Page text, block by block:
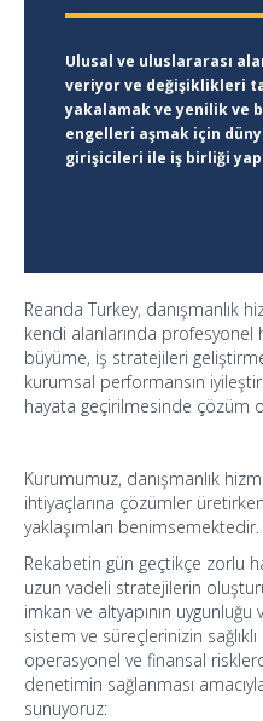
Reanda Turkey, danışmanlık
kendi alanlarında
büyüme, iş stratejileri
kurumsal performansın
hayata geçirilmesinde çözüm
Kurumumuz, danışmanlık
ihtiyaçlarına çözümler
yaklaşımları benimsemektedir.
Rekabetin gün geçtikçe zorlu
uzun vadeli stratejilerin
imkan ve altyapının uygunluğu
sistem ve süreçlerinizin
operasyonel ve finansal
denetimin sağlanması
sunuyoruz: